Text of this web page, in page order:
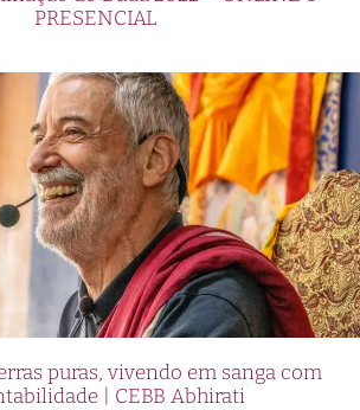
PRESENCIAL
puras, vivendo em sanga com
| CEBB Abhirati